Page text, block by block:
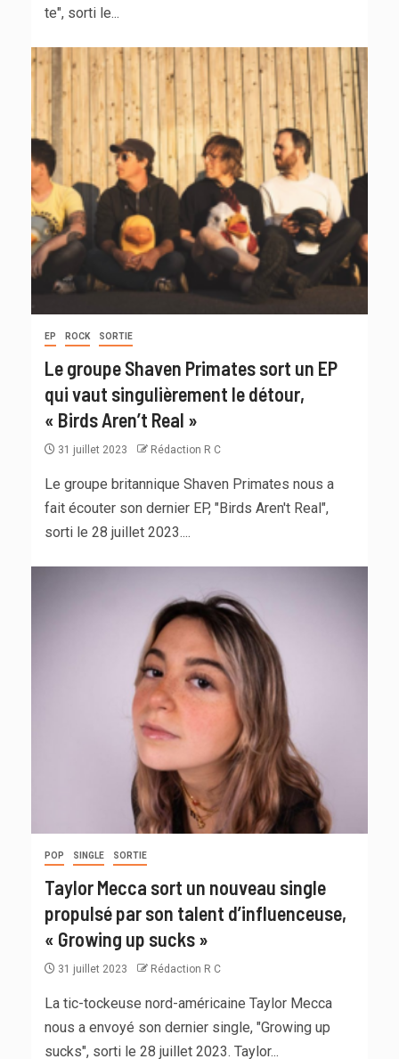
te", sorti le...
EP ROCK SORTIE
Le groupe Shaven Primates sort un EP
qui vaut singulièrement le détour,
« Birds Aren’t Real »
31 juillet 2023 Rédaction R C
Le groupe britannique Shaven Primates nous a
fait écouter son dernier EP, "Birds Aren't Real",
sorti le 28 juillet 2023....
POP SINGLE SORTIE
Taylor Mecca sort un nouveau single
propulsé par son talent d’influenceuse,
« Growing up sucks »
31 juillet 2023 Rédaction R C
La tic-tockeuse nord-américaine Taylor Mecca
nous a envoyé son dernier single, "Growing up
sucks", sorti le 28 juillet 2023. Taylor...